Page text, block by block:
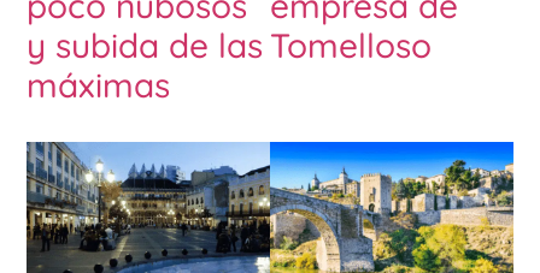
y subida de las
máximas
Tomelloso